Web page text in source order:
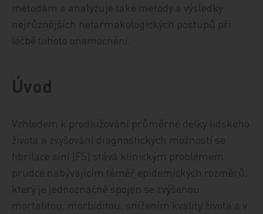
metodám a analyzuje také metody a výsledky
nejrůznějších nefarmakologických postupů při
léčbě tohoto onemocnění.
Úvod
Vzhledem k prodlužování průměrné délky lidského
života a zvyšování diagnostických možností se
fibrilace síní (FS) stává klinickým problémem
prudce nabývajícím téměř epidemických rozměrů,
který je jednoznačně spojen se zvýšenou
mortalitou, morbiditou, snížením kvality života a v